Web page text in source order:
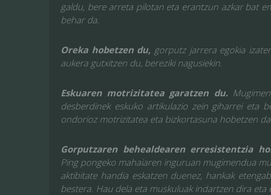
galdu, bere arreta pilotan eta erantzun azkar bat
behar da.
Oreka hobetzen du, gorputz jarrera egokia
aukera gutxitzen du, bereziki nagusiekin.
Eskuaren motrizitatea garatzen du.
desberdinek eskuko artikulazio zein giharrei eta
ondorioz motrizitatea eta bizkortasuna hobetzen
Gorputzaren behealdearen erresistentzia
Ping pongeko mahaiaren inguruan mugimendua
aktibitate handia eskatzen duenez, hankak
bestera. Hau dela eta muskuluak indartzen dira eta